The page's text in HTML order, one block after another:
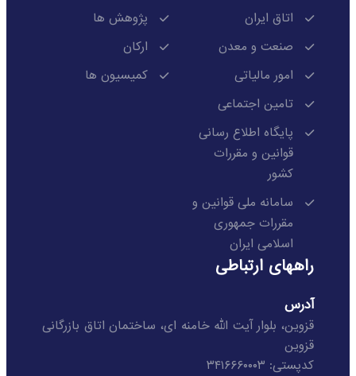
اتاق ایران
صنعت و معدن
امور مالیاتی
تامین اجتماعی
پایگاه اطلاع رسانی
قوانین و مقررات
کشور
سامانه ملی قوانین و
مقررات جمهوری
اسلامی ایران
پژوهش ها
ارکان
کمیسیون ها
راههای ارتباطی
آدرس
قزوین، بلوار آیت الله خامنه ای، ساختمان اتاق بازرگانی
قزوین
کدپستی: ۳۴۱۶۶۶۰۰۰۳